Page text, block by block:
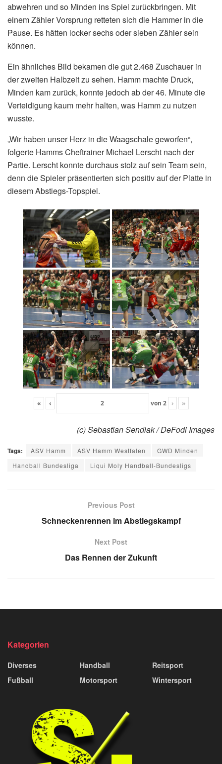
abwehren und so Minden ins Spiel zurückbringen. Mit
einem Zähler Vorsprung retteten sich die Hammer in die
Pause. Es hätten locker sechs oder sieben Zähler sein
können.
Ein ähnliches Bild bekamen die gut 2.468 Zuschauer in
der zweiten Halbzeit zu sehen. Hamm machte Druck,
Minden kam zurück, konnte jedoch ab der 46. Minute die
Verteidigung kaum mehr halten, was Hamm zu nutzen
wusste.
„Wir haben unser Herz in die Waagschale geworfen“,
folgerte Hamms Cheftrainer Michael Lerscht nach der
Partie. Lerscht konnte durchaus stolz auf sein Team sein,
denn die Spieler präsentierten sich positiv auf der Platte in
diesem Abstiegs-Topspiel.
« ‹ von 2 › »
(c) Sebastian Sendlak / DeFodi Images
Tags: ASV Hamm ASV Hamm Westfalen
GWD Minden
Handball Bundesliga
Liqui Moly Handball-Bundesligs
Previous Post
Schneckenrennen im Abstiegskampf
Next Post
Das Rennen der Zukunft
Kategorien
Diverses
Fußball
Handball
Motorsport
Reitsport
Wintersport